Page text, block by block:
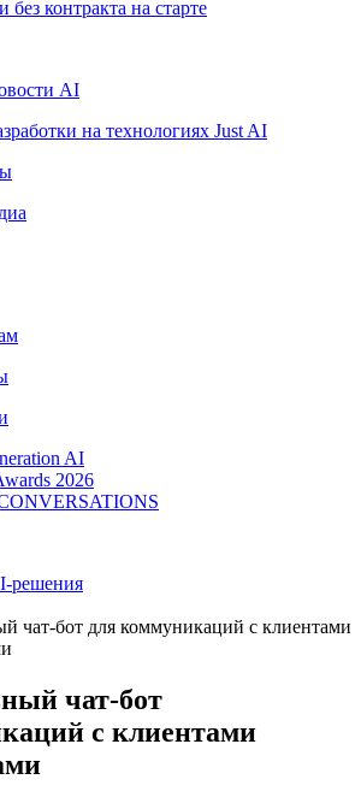
без контракта на старте
AI
на технологиях Just AI
AI
2026
решения
чат-бот для коммуникаций с клиентами
чат-бот
с клиентами